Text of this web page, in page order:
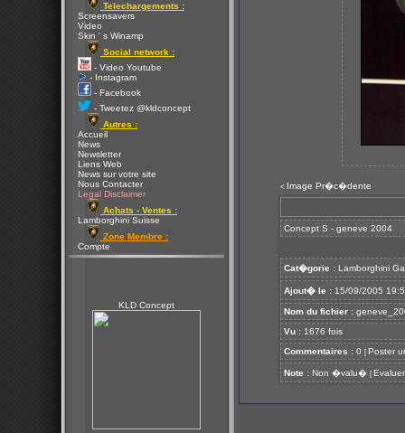
Telechargements :
Screensavers
Video
Skin ' s Winamp
Social network :
- Video Youtube
- Instagram
- Facebook
- Tweetez @kldconcept
Autres :
Accueil
News
Newsletter
Liens Web
News sur votre site
Nous Contacter
Legal Disclaimer
Achats - Ventes :
Lamborghini Suisse
Zone Membre :
Compte
KLD Concept
< Image Pr�c�dente
Concept S - geneve 2004
Cat�gorie : Lamborghini
Ajout� le : 15/09/2005
Nom du fichier :
Vu : 1676 fois
Commentaires : 0 [ Poster
Note : Non �valu� [ Evaluer